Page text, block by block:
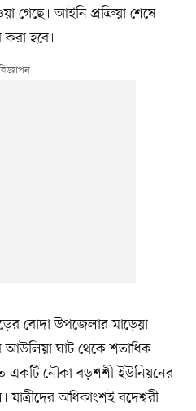
গেছে। আইনি প্রক্রিয়া শেষে
করা হবে।
বোদা উপজেলার মাড়েয়া
আউলিয়া ঘাট থেকে শতাধিক
একটি নৌকা বড়শশী ইউনিয়নের
যাত্রীদের অধিকাংশই বদেশ্বরী